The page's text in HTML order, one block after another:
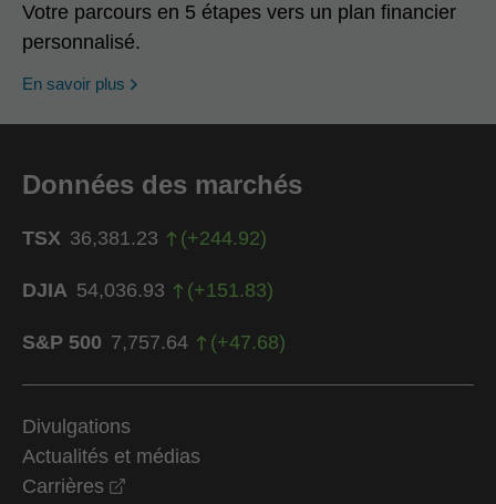
Votre parcours en 5 étapes vers un plan financier
personnalisé.
En savoir plus
Données des marchés
TSX 36,381.23 (+244.92)
DJIA 54,036.93 (+151.83)
S&P 500 7,757.64 (+47.68)
Divulgations
Actualités et médias
Carrières